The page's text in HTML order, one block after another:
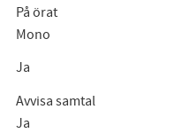
På örat
Mono
Ja
Avvisa samtal
Ja